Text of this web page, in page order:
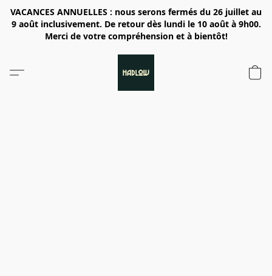
VACANCES ANNUELLES : nous serons fermés du 26 juillet au
9 août inclusivement. De retour dès lundi le 10 août à 9h00.
Merci de votre compréhension et à bientôt!